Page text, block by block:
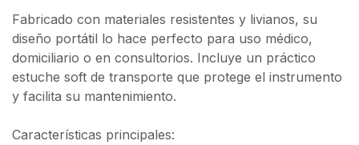
Fabricado con materiales resistentes y livianos, su
diseño portátil lo hace perfecto para uso médico,
domiciliario o en consultorios. Incluye un práctico
estuche soft de transporte que protege el instrumento
y facilita su mantenimiento.
Características principales: